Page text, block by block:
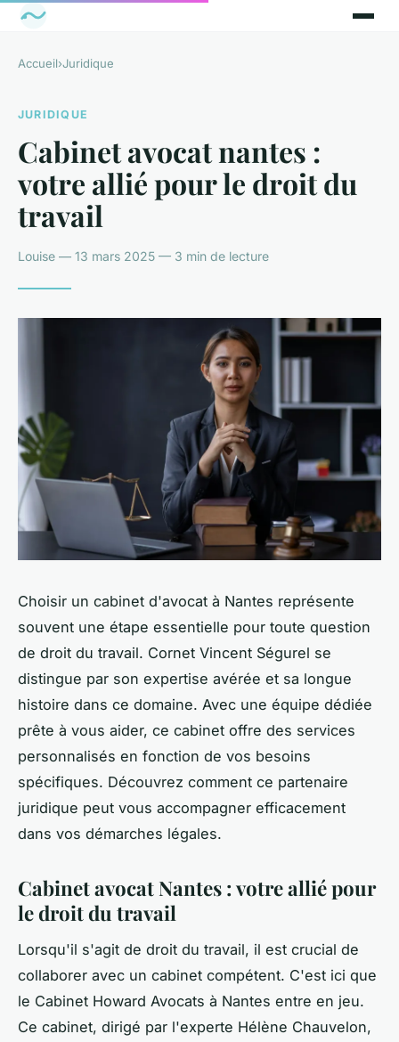
Accueil›Juridique
JURIDIQUE
Cabinet avocat nantes :
votre allié pour le droit du
travail
Louise — 13 mars 2025 — 3 min de lecture
Choisir un cabinet d'avocat à Nantes représente
souvent une étape essentielle pour toute question
de droit du travail. Cornet Vincent Ségurel se
distingue par son expertise avérée et sa longue
histoire dans ce domaine. Avec une équipe dédiée
prête à vous aider, ce cabinet offre des services
personnalisés en fonction de vos besoins
spécifiques. Découvrez comment ce partenaire
juridique peut vous accompagner efficacement
dans vos démarches légales.
Cabinet avocat Nantes : votre allié pour
le droit du travail
Lorsqu'il s'agit de droit du travail, il est crucial de
collaborer avec un cabinet compétent. C'est ici que
le Cabinet Howard Avocats à Nantes entre en jeu.
Ce cabinet, dirigé par l'experte Hélène Chauvelon,